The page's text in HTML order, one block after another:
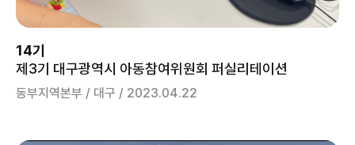
14기
제3기 대구광역시 아동참여위원회 퍼실리테이션
동부지역본부 / 대구 / 2023.04.22